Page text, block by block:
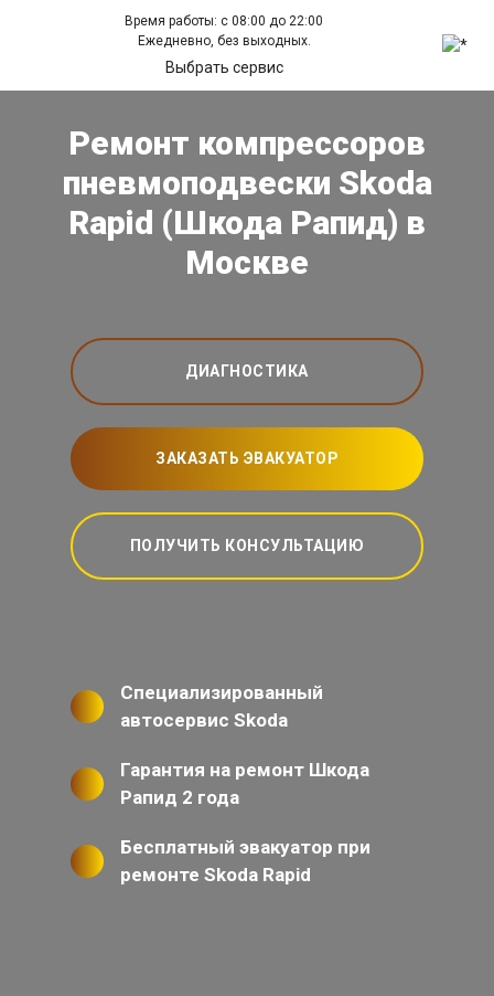
Время работы: с 08:00 до 22:00
Ежедневно, без выходных.
Выбрать сервис
Ремонт компрессоров
пневмоподвески Skoda
Rapid (Шкода Рапид) в
Москве
ДИАГНОСТИКА
ЗАКАЗАТЬ ЭВАКУАТОР
ПОЛУЧИТЬ КОНСУЛЬТАЦИЮ
Специализированный
автосервис Skoda
Гарантия на ремонт Шкода
Рапид 2 года
Бесплатный эвакуатор при
ремонте Skoda Rapid